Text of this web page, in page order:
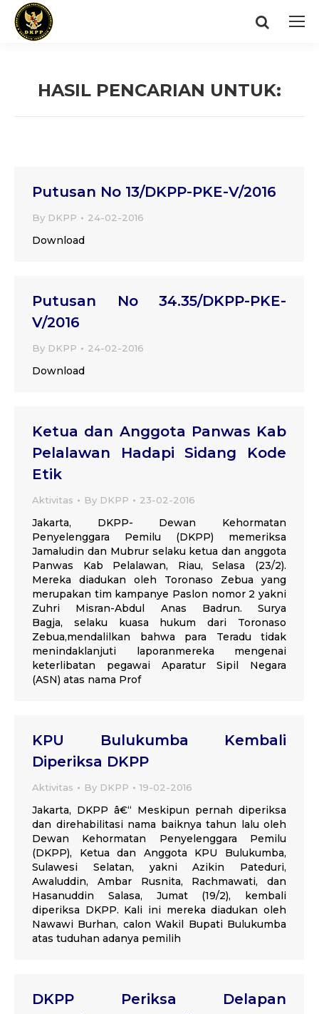
Search:
HASIL PENCARIAN UNTUK:
Putusan No 13/DKPP-PKE-V/2016
By DKPP 24-02-2016
Download
Putusan No 34.35/DKPP-PKE-
V/2016
By DKPP 24-02-2016
Download
Ketua dan Anggota Panwas Kab
Pelalawan Hadapi Sidang Kode
Etik
Aktivitas By DKPP 23-02-2016
Jakarta, DKPP- Dewan Kehormatan
Penyelenggara Pemilu (DKPP) memeriksa
Jamaludin dan Mubrur selaku ketua dan anggota
Panwas Kab Pelalawan, Riau, Selasa (23/2).
Mereka diadukan oleh Toronaso Zebua yang
merupakan tim kampanye Paslon nomor 2 yakni
Zuhri Misran-Abdul Anas Badrun. Surya
Bagja, selaku kuasa hukum dari Toronaso
Zebua,mendalilkan bahwa para Teradu tidak
menindaklanjuti laporanmereka mengenai
keterlibatan pegawai Aparatur Sipil Negara
(ASN) atas nama Prof
KPU Bulukumba Kembali
Diperiksa DKPP
Aktivitas By DKPP 19-02-2016
Jakarta, DKPP â€“ Meskipun pernah diperiksa
dan direhabilitasi nama baiknya tahun lalu oleh
Dewan Kehormatan Penyelenggara Pemilu
(DKPP), Ketua dan Anggota KPU Bulukumba,
Sulawesi Selatan, yakni Azikin Pateduri,
Awaluddin, Ambar Rusnita, Rachmawati, dan
Hasanuddin Salasa, Jumat (19/2), kembali
diperiksa DKPP. Kali ini mereka diadukan oleh
Nawawi Burhan, calon Wakil Bupati Bulukumba
atas tuduhan adanya pemilih
DKPP Periksa Delapan